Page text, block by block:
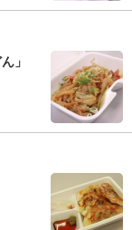
ん」